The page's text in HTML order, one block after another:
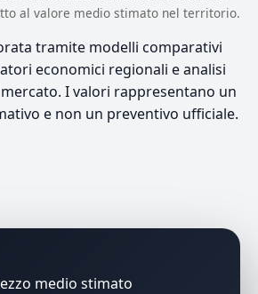
al valore medio stimato nel territorio.
tramite modelli comparativi
economici regionali e analisi
I valori rappresentano un
e non un preventivo ufficiale.
medio stimato